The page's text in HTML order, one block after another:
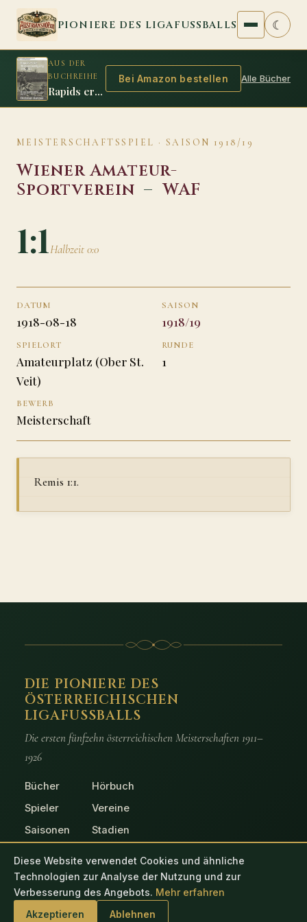
Zum Inhalt springen
PIONIERE DES LIGAFUSSBALLS ☾
AUS DER
BUCHREIHE
Rapids erste Titelverteidigung 1912/13
Bei Amazon bestellen Alle Bücher
MEISTERSCHAFTSSPIEL · SAISON 1918/19
Wiener Amateur-
Sportverein –WAF
1:1Halbzeit 0:0
DATUM
1918-08-18
SAISON
1918/19
SPIELORT
Amateurplatz (Ober St.
Veit)
RUNDE
1
BEWERB
Meisterschaft
Remis 1:1.
DIE PIONIERE DES
ÖSTERREICHISCHEN
LIGAFUSSBALLS
Die ersten fünfzehn österreichischen Meisterschaften 1911–
1926
Bücher
Hörbuch
Spieler
Vereine
Saisonen
Stadien
© 2026 Die Pioniere des österreichischen Ligafussballs
Impressum
Diese Website verwendet Cookies und ähnliche
Technologien zur Analyse der Nutzung und zur
Verbesserung des Angebots. Mehr erfahren
Akzeptieren
Ablehnen